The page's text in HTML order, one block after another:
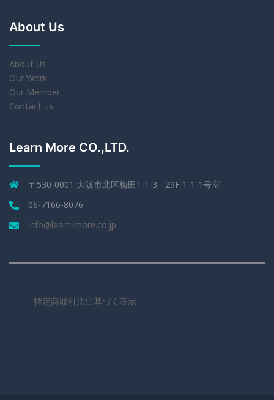
About Us
About Us
Our Work
Our Member
Contact us
Learn More CO.,LTD.
〒530-0001 大阪市北区梅田1-1-3 - 29F 1-1-1号室
06-7166-8076
info@learn-more.co.jp
特定商取引法に基づく表示